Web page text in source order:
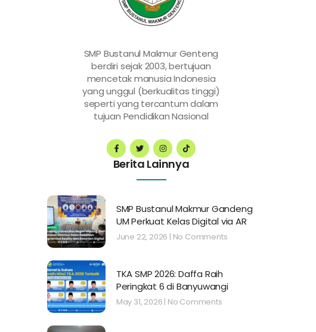
SMP Bustanul Makmur Genteng
berdiri sejak 2003, bertujuan
mencetak manusia Indonesia
yang unggul (berkualitas tinggi)
seperti yang tercantum dalam
tujuan Pendidikan Nasional
Berita Lainnya
SMP Bustanul Makmur Gandeng
UM Perkuat Kelas Digital via AR
June 22, 2026 No Comments
TKA SMP 2026: Daffa Raih
Peringkat 6 di Banyuwangi
May 31, 2026 No Comments